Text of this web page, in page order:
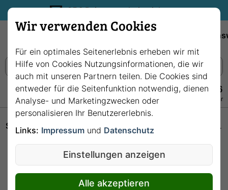
35€ Reisegutschein sichern.
+49 228 3875 7256
Persönlich · Kostenlos · Täglich 08–22 Uhr
Startseite Hochseekreuzfahrten: Unterwegs auf den Weltmeeren
Hochseekreuzfahrten:
Unterwegs auf den
Wir verwenden Cookies
Für ein optimales Seitenerlebnis erheben wir mit
Hilfe von Cookies Nutzungsinformationen, die wir
auch mit unseren Partnern teilen. Die Cookies sind
entweder für die Seitenfunktion notwendig, dienen
Analyse- und Marketingzwecken oder
personalisieren Ihr Benutzererlebnis.
Links: Impressum und Datenschutz
Einstellungen anzeigen
Alle akzeptieren